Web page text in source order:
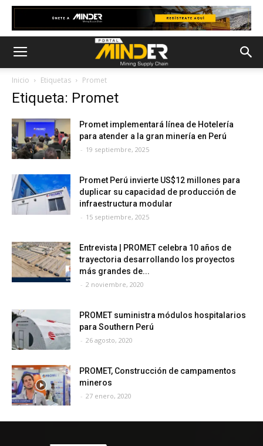
Inicio Etiquetas Promet
Etiqueta: Promet
Promet implementará línea de Hotelería
para atender a la gran minería en Perú
- 19 septiembre, 2025
Promet Perú invierte US$12 millones para
duplicar su capacidad de producción de
infraestructura modular
- 15 septiembre, 2025
Entrevista | PROMET celebra 10 años de
trayectoria desarrollando los proyectos
más grandes de...
- 2 noviembre, 2020
PROMET suministra módulos hospitalarios
para Southern Perú
- 26 agosto, 2020
PROMET, Construcción de campamentos
mineros
- 27 enero, 2020